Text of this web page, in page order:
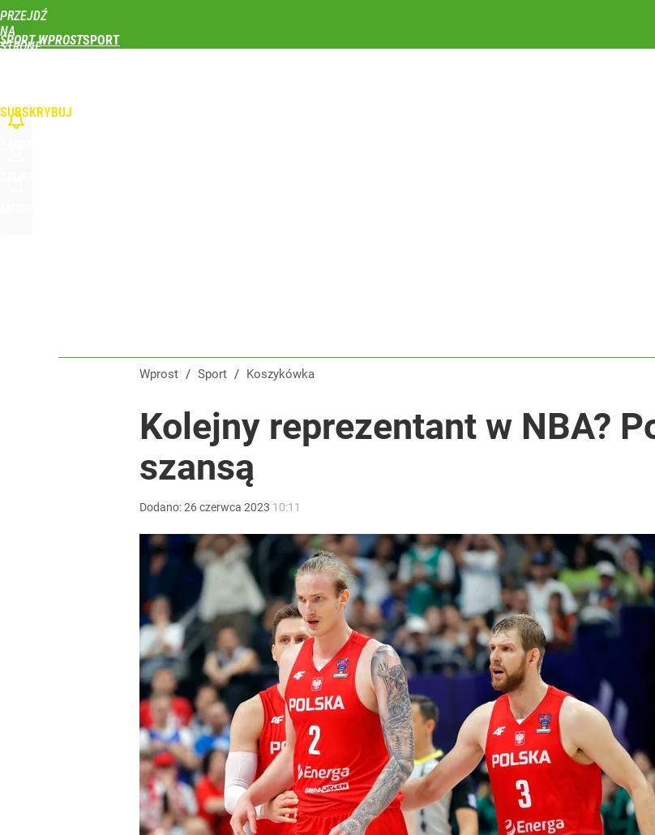
PRZEJDŹ
NA
STRONĘ
SPORT WPROST
SUBSKRYBUJ
Wprost / Sport / Koszykówka
Kolejny reprezentant w NBA?
szansą
Dodano:26czerwca 2023 10:11